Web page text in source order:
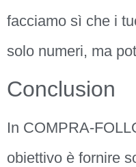
facciamo sì che i
solo numeri, ma
Conclusion
In COMPRA-
obiettivo è fornire